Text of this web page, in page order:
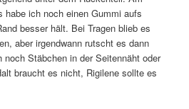
habe ich noch einen Gummi aufs
besser hält. Bei Tragen blieb es
aber irgendwann rutscht es dann
Stäbchen in der Seitennäht oder
braucht es nicht, Rigilene sollte es